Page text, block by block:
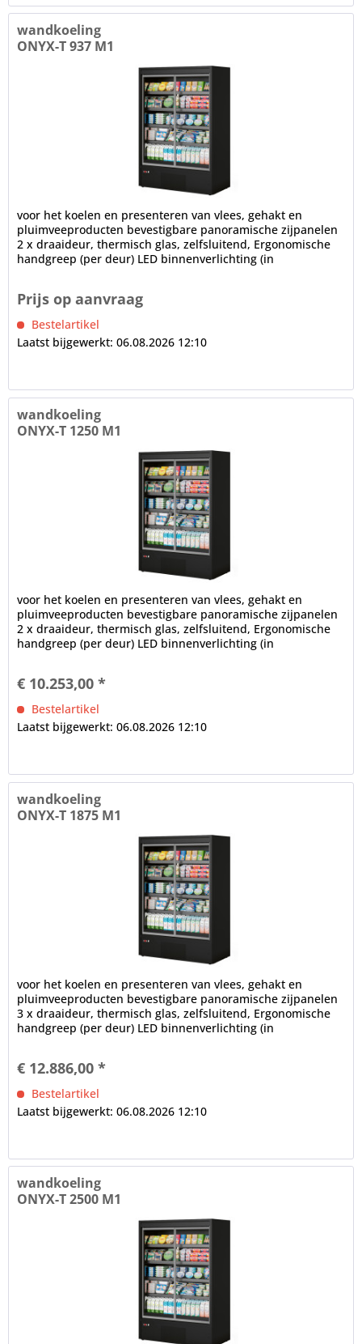
wandkoeling
ONYX-T 937 M1
voor het koelen en presenteren van vlees, gehakt en
pluimveeproducten bevestigbare panoramische zijpanelen
2 x draaideur, thermisch glas, zelfsluitend, Ergonomische
handgreep (per deur) LED binnenverlichting (in
Prijs op aanvraag
Bestelartikel
Laatst bijgewerkt: 06.08.2026 12:10
wandkoeling
ONYX-T 1250 M1
voor het koelen en presenteren van vlees, gehakt en
pluimveeproducten bevestigbare panoramische zijpanelen
2 x draaideur, thermisch glas, zelfsluitend, Ergonomische
handgreep (per deur) LED binnenverlichting (in
€ 10.253,00 *
Bestelartikel
Laatst bijgewerkt: 06.08.2026 12:10
wandkoeling
ONYX-T 1875 M1
voor het koelen en presenteren van vlees, gehakt en
pluimveeproducten bevestigbare panoramische zijpanelen
3 x draaideur, thermisch glas, zelfsluitend, Ergonomische
handgreep (per deur) LED binnenverlichting (in
€ 12.886,00 *
Bestelartikel
Laatst bijgewerkt: 06.08.2026 12:10
wandkoeling
ONYX-T 2500 M1